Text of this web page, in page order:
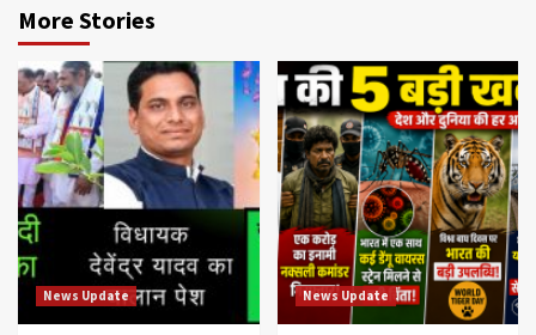
More Stories
News Update News Update